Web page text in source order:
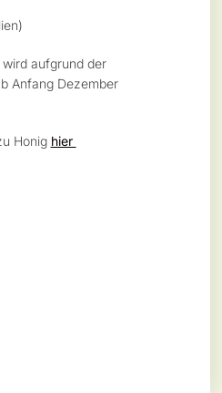
wird aufgrund der
Anfang Dezember
Honig hier